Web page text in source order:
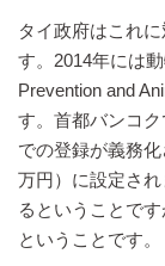
タイ政府はこれ
す。2014年には
Prevention and
す。首都バンコ
での登録が義務
万円）に設定さ
るということで
ということです。